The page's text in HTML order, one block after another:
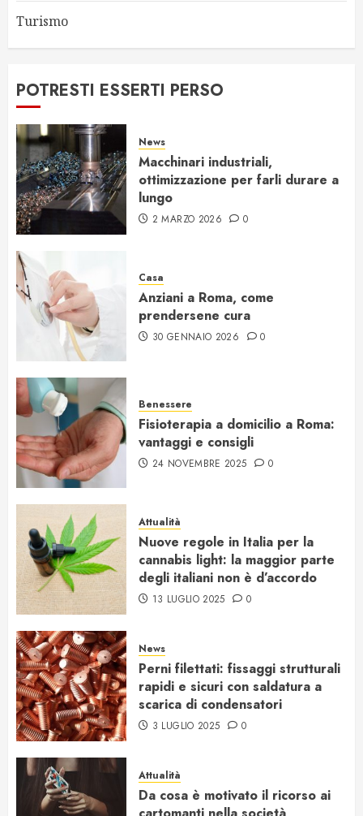
Turismo
POTRESTI ESSERTI PERSO
News
Macchinari industriali,
ottimizzazione per farli durare a
lungo
2 MARZO 2026 0
Casa
Anziani a Roma, come
prendersene cura
30 GENNAIO 2026 0
Benessere
Fisioterapia a domicilio a Roma:
vantaggi e consigli
24 NOVEMBRE 2025 0
Attualità
Nuove regole in Italia per la
cannabis light: la maggior parte
degli italiani non è d’accordo
13 LUGLIO 2025 0
News
Perni filettati: fissaggi strutturali
rapidi e sicuri con saldatura a
scarica di condensatori
3 LUGLIO 2025 0
Attualità
Da cosa è motivato il ricorso ai